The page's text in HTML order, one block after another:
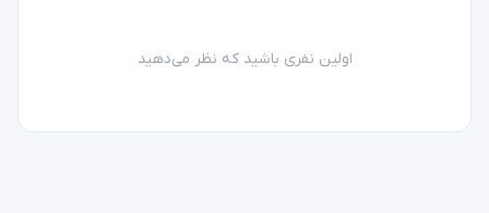
اولین نفری باشید که نظر می‌دهید